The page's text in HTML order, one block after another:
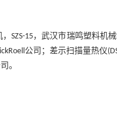
SZS-15，武汉市瑞鸣塑料机
公司；差示扫描量热仪
。